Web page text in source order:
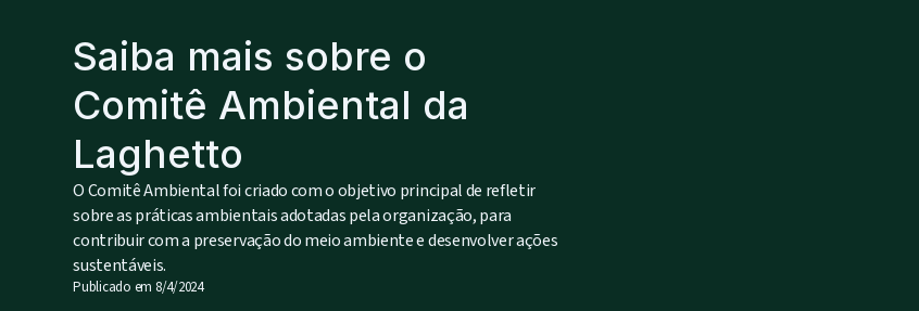
Saiba mais sobre o
Comitê Ambiental da
Laghetto
O Comitê Ambiental foi criado com o objetivo principal de refletir
sobre as práticas ambientais adotadas pela organização, para
contribuir com a preservação do meio ambiente e desenvolver ações
sustentáveis.
Publicado em 8/4/2024